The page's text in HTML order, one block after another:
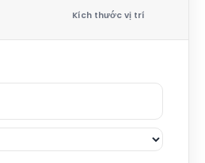
Kích thước vị trí